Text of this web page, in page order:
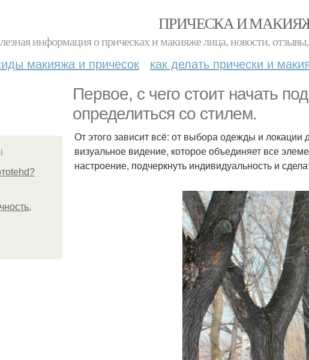
ПРИЧЕСКА И
информация о прическах и макияже лица, новости,
макияжа и причесок как делать прически и
Первое, с чего стоит начать
определиться со стилем.
От этого зависит всё: от выбора одежды и
визуальное видение, которое объединяет все
настроение, подчеркнуть индивидуальность и